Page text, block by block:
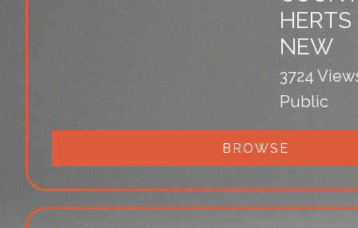
HERTS
NEW
3724
Public
BROWSE